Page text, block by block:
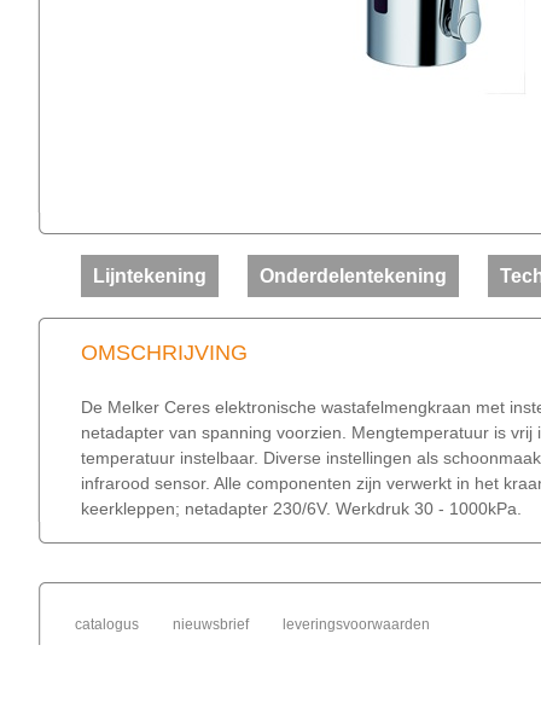
Lijntekening Onderdelentekening
OMSCHRIJVING
De Melker Ceres elektronische wastafelmengkraan met
netadapter van spanning voorzien. Mengtemperatuur is
temperatuur instelbaar. Diverse instellingen als
infrarood sensor. Alle componenten zijn verwerkt in het
keerkleppen; netadapter 230/6V. Werkdruk 30 - 1000kPa.
catalogus nieuwsbrief leveringsvoorwaarden